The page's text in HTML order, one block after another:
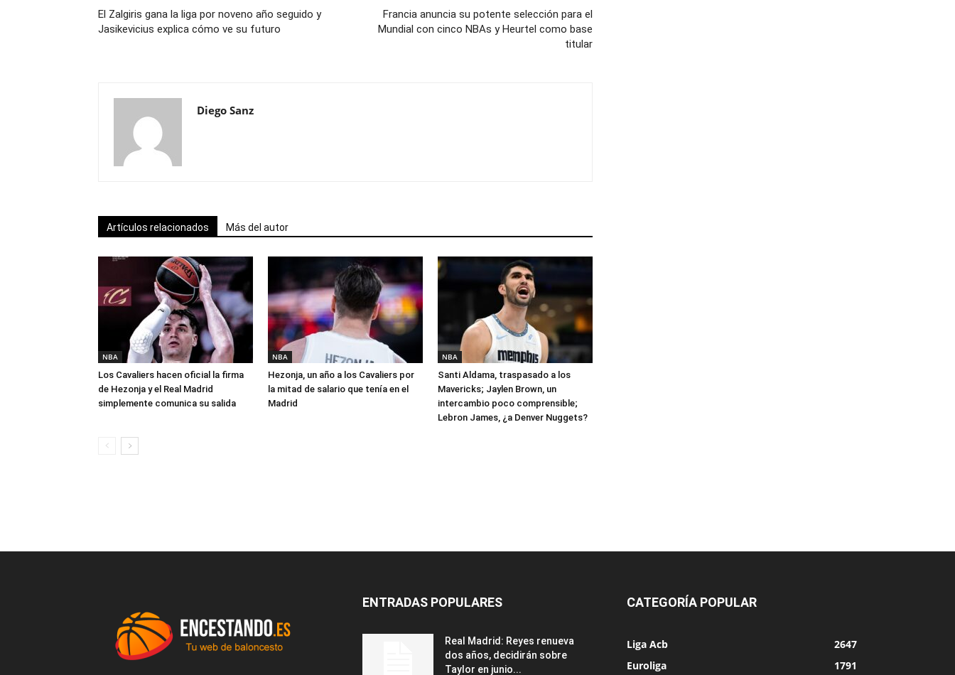
El Zalgiris gana la liga por noveno año seguido y
Jasikevicius explica cómo ve su futuro
Francia anuncia su potente selección para el
Mundial con cinco NBAs y Heurtel como base
titular
Diego Sanz
Artículos relacionados Más del autor
NBA
Los Cavaliers hacen oficial la firma
de Hezonja y el Real Madrid
simplemente comunica su salida
NBA
Hezonja, un año a los Cavaliers por
la mitad de salario que tenía en el
Madrid
NBA
Santi Aldama, traspasado a los
Mavericks; Jaylen Brown, un
intercambio poco comprensible;
Lebron James, ¿a Denver Nuggets?
ENTRADAS POPULARES
Real Madrid: Reyes renueva
dos años, decidirán sobre
Taylor en junio...
CATEGORÍA POPULAR
Liga Acb
2647
Euroliga
1791